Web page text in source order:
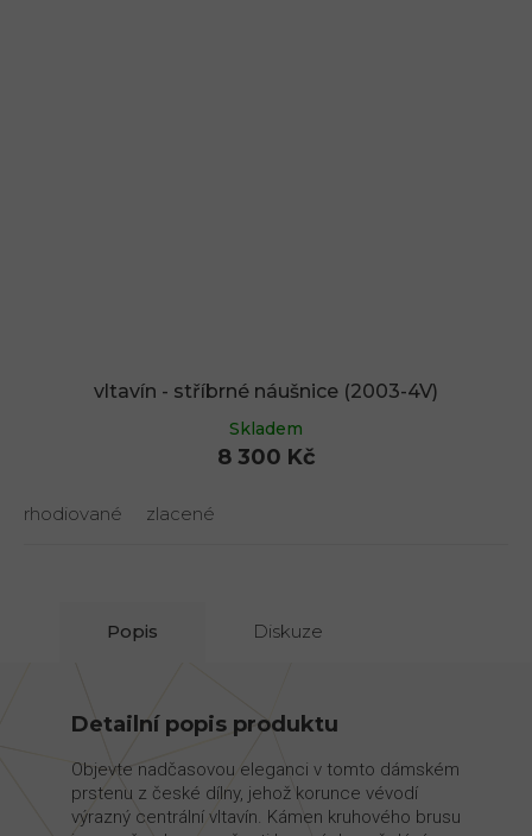
vltavín - stříbrné náušnice (2003-4V)
Skladem
8 300 Kč
rhodiované zlacené
Popis Diskuze
Detailní popis produktu
Objevte nadčasovou eleganci v tomto dámském
prstenu z české dílny, jehož korunce vévodí
výrazný centrální vltavín. Kámen kruhového brusu